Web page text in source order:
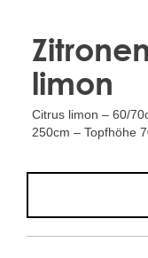
limon
Citrus limon – 60/
250cm – Topfhöhe